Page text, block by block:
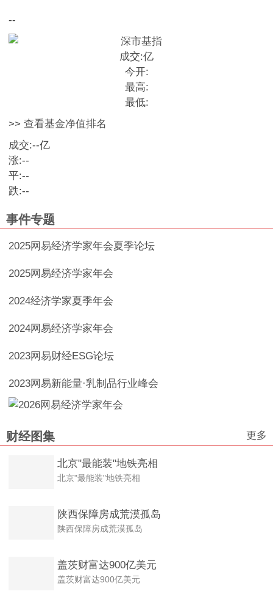
--
成交:亿
今开:
最高:
最低:
>> 查看基金净值排名
成交:--亿
涨:--
平:--
跌:--
事件专题
2025网易经济学家年会夏季论坛
2025网易经济学家年会
2024经济学家夏季年会
2024网易经济学家年会
2023网易财经ESG论坛
2023网易新能量·乳制品行业峰会
财经图集 更多
北京"最能装"地铁亮相
北京"最能装"地铁亮相
陕西保障房成荒漠孤岛
陕西保障房成荒漠孤岛
盖茨财富达900亿美元
盖茨财富达900亿美元